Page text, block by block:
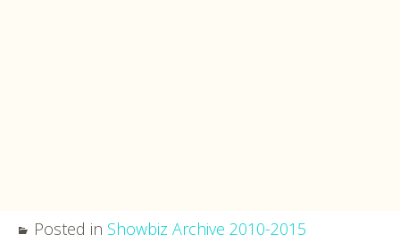
Posted in Showbiz Archive 2010-2015